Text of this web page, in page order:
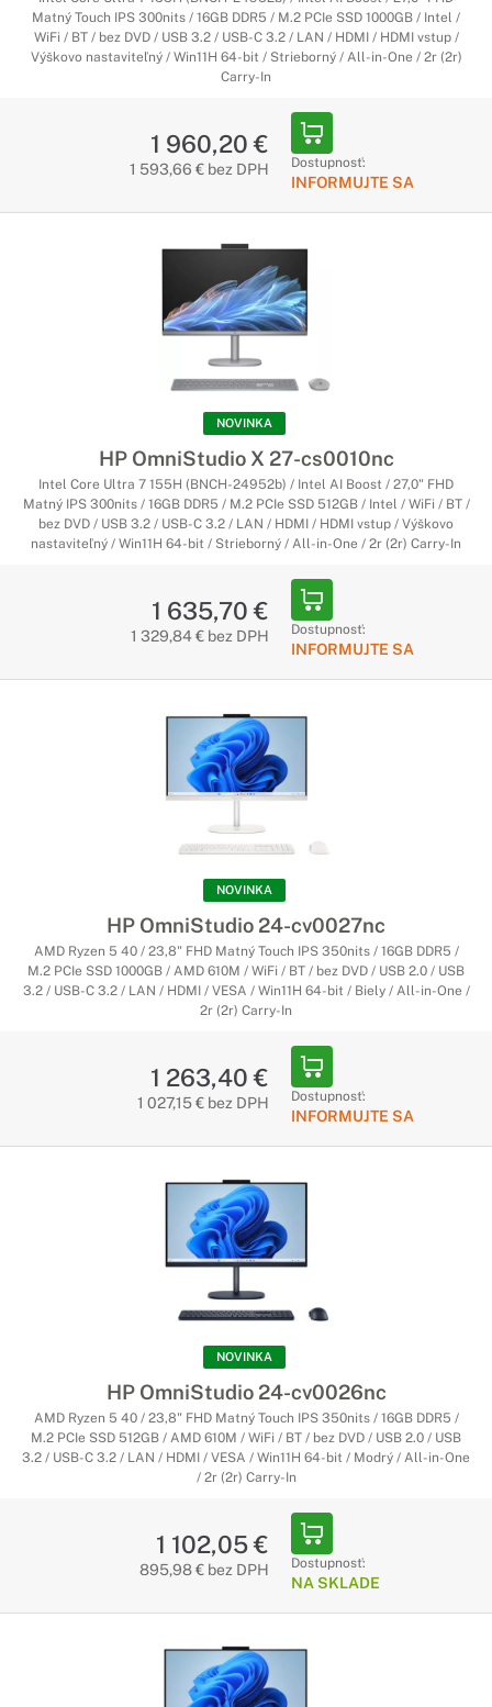
Matný Touch IPS 300nits / 16GB DDR5 / M.2 PCIe SSD 1000GB / Intel /
WiFi / BT / bez DVD / USB 3.2 / USB-C 3.2 / LAN / HDMI / HDMI vstup /
Výškovo nastaviteľný / Win11H 64-bit / Strieborný / All-in-One / 2r (2r)
Carry-In
1 960,20 €
1 593,66 € bez DPH Dostupnosť:
INFORMUJTE SA
NOVINKA
HP OmniStudio X 27-cs0010nc
Intel Core Ultra 7 155H (BNCH-24952b) / Intel AI Boost / 27,0" FHD
Matný IPS 300nits / 16GB DDR5 / M.2 PCIe SSD 512GB / Intel / WiFi / BT /
bez DVD / USB 3.2 / USB-C 3.2 / LAN / HDMI / HDMI vstup / Výškovo
nastaviteľný / Win11H 64-bit / Strieborný / All-in-One / 2r (2r) Carry-In
1 635,70 €
1 329,84 € bez DPH Dostupnosť:
INFORMUJTE SA
NOVINKA
HP OmniStudio 24-cv0027nc
AMD Ryzen 5 40 / 23,8" FHD Matný Touch IPS 350nits / 16GB DDR5 /
M.2 PCIe SSD 1000GB / AMD 610M / WiFi / BT / bez DVD / USB 2.0 / USB
3.2 / USB-C 3.2 / LAN / HDMI / VESA / Win11H 64-bit / Biely / All-in-One /
2r (2r) Carry-In
1 263,40 €
1 027,15 € bez DPH Dostupnosť:
INFORMUJTE SA
NOVINKA
HP OmniStudio 24-cv0026nc
AMD Ryzen 5 40 / 23,8" FHD Matný Touch IPS 350nits / 16GB DDR5 /
M.2 PCIe SSD 512GB / AMD 610M / WiFi / BT / bez DVD / USB 2.0 / USB
3.2 / USB-C 3.2 / LAN / HDMI / VESA / Win11H 64-bit / Modrý / All-in-One
/ 2r (2r) Carry-In
1 102,05 €
895,98 € bez DPH Dostupnosť:
NA SKLADE